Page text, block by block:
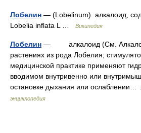
Лобелин — (Lobelinum) алкалоид,
Lobelia inflata L …
Википедия
Лобелин — алкалоид (См.
растениях из рода Лобелия;
медицинской практике применяют
вводимом внутривенно или
остановке дыхания или
энциклопедия